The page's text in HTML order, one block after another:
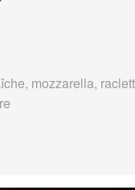
mozzarella,